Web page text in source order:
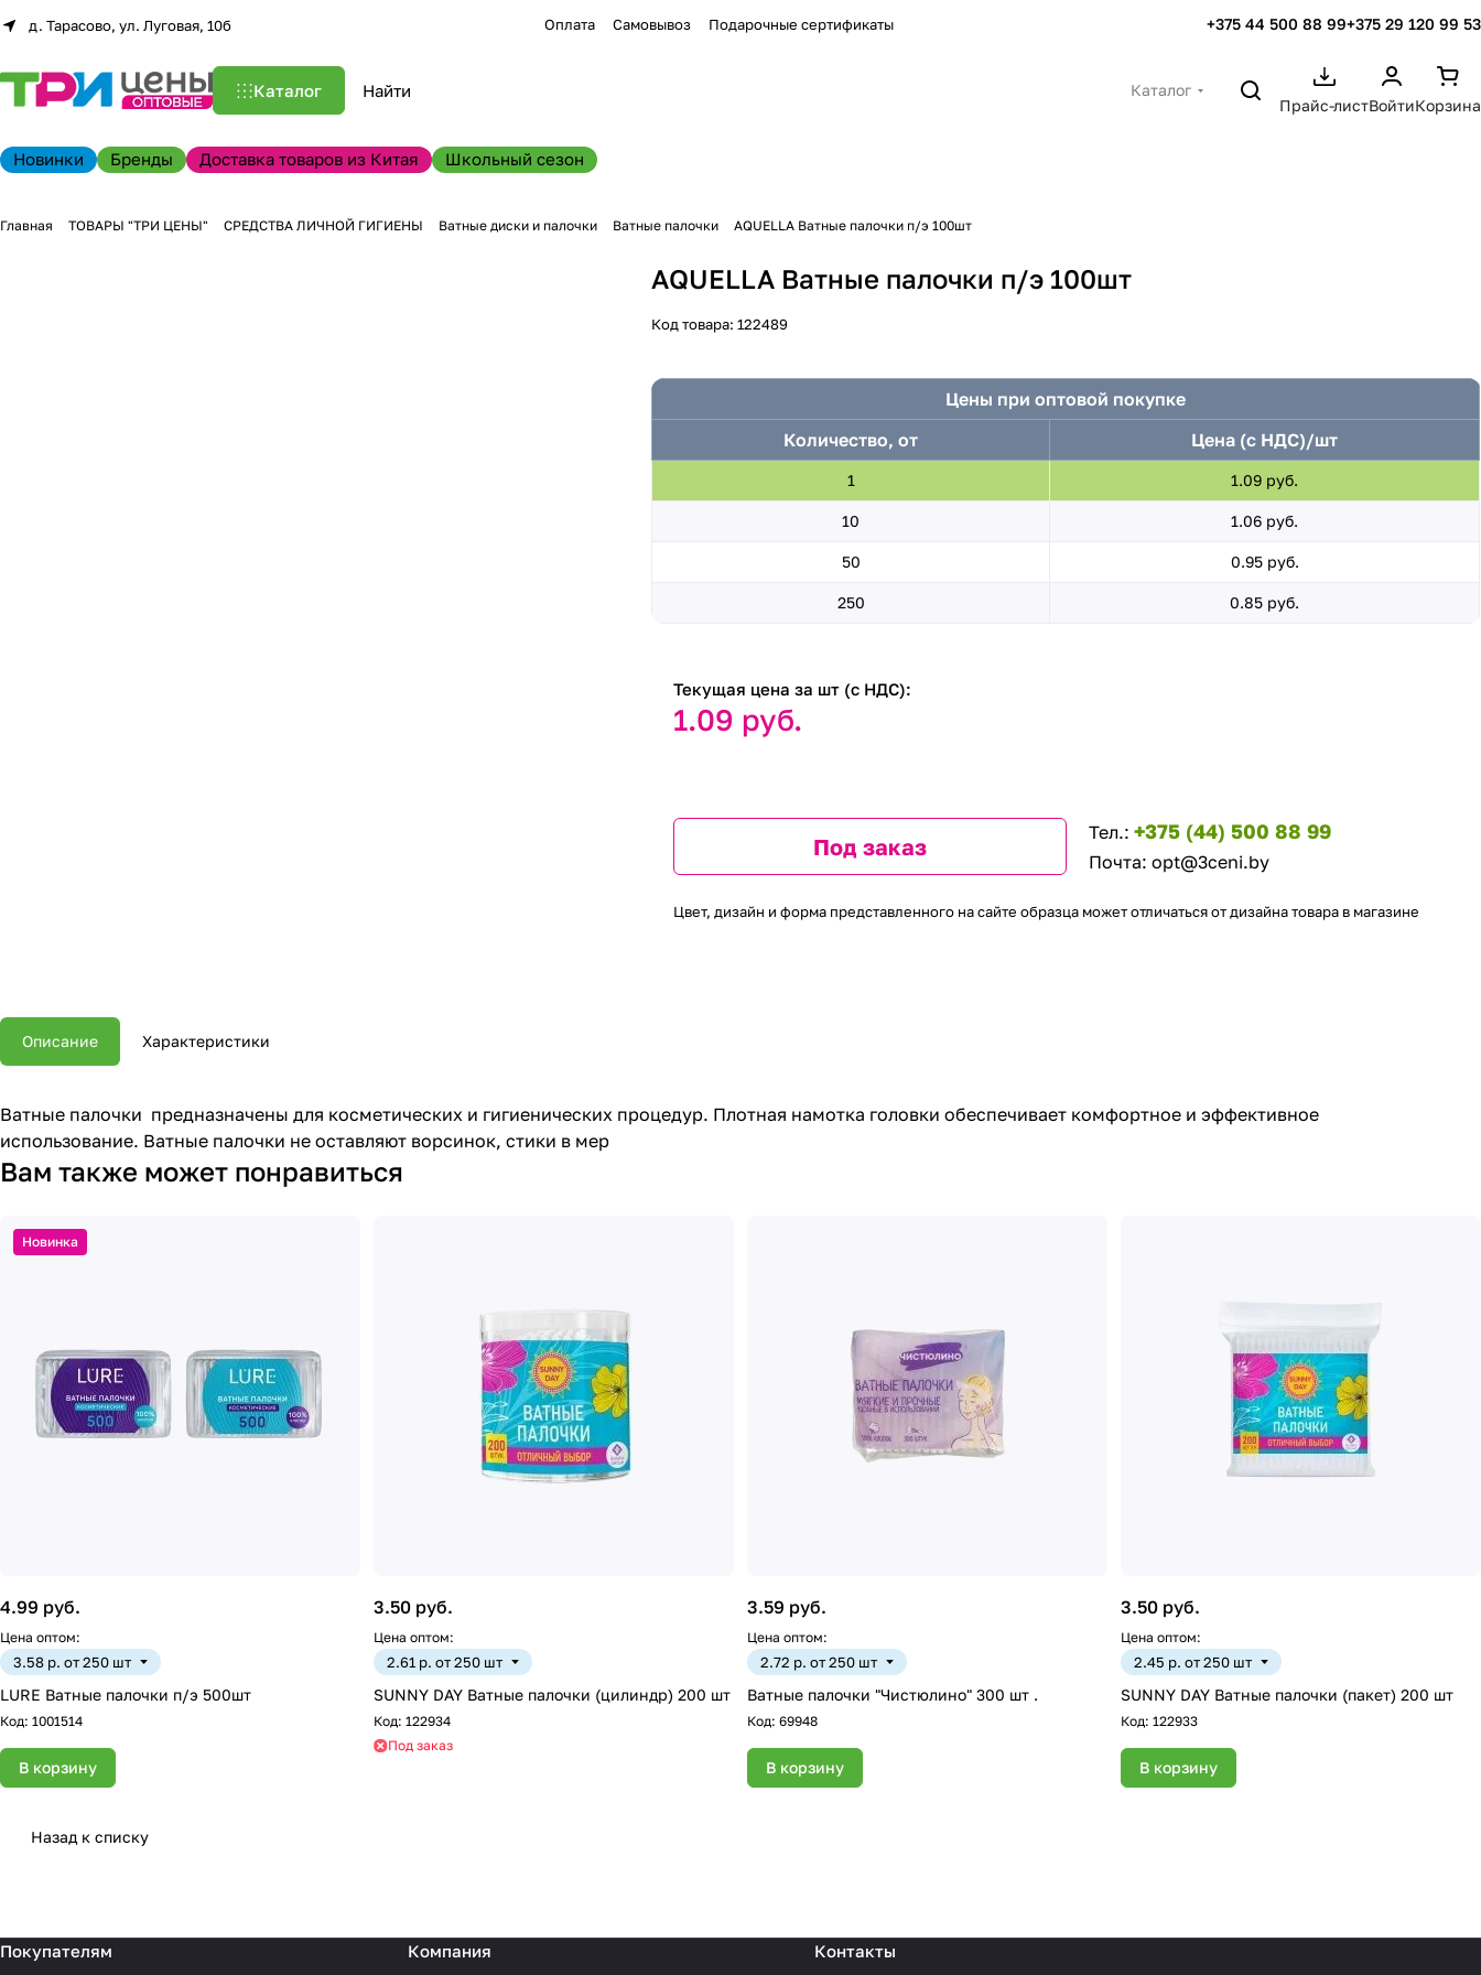
д. Тарасово, ул. Луговая, 10б Оплата Самовывоз Подарочные сертификаты +375 44 500 88 99+375 29 120 99 53
Каталог
Каталог
Прайс-листВойтиКорзина
Новинки Бренды Доставка товаров из Китая Школьный сезон
Главная ТОВАРЫ "ТРИ ЦЕНЫ" СРЕДСТВА ЛИЧНОЙ ГИГИЕНЫ Ватные диски и палочки Ватные палочки AQUELLA Ватные палочки п/э 100шт
AQUELLA Ватные палочки п/э 100шт
Код товара:122489
Цены при оптовой покупке
Количество, от
Цена (с НДС)/шт
1 1.09 руб.
10 1.06 руб.
50 0.95 руб.
250 0.85 руб.
Текущая цена за шт (с НДС):
1.09 руб.
Под заказ
Тел.: +375 (44) 500 88 99
Почта: opt@3ceni.by
Цвет, дизайн и форма представленного на сайте образца может отличаться от дизайна товара в магазине
Описание Характеристики
Ватные палочки предназначены для косметических и гигиенических процедур. Плотная намотка головки обеспечивает комфортное и эффективное
использование. Ватные палочки не оставляют ворсинок, стики в мер
Вам также может понравиться
Новинка
4.99 руб.
Цена оптом:
3.58 р. от 250 шт
LURE Ватные палочки п/э 500шт
Код: 1001514
В корзину
3.50 руб.
Цена оптом:
2.61 р. от 250 шт
SUNNY DAY Ватные палочки (цилиндр) 200 шт
Код: 122934
Под заказ
3.59 руб.
Цена оптом:
2.72 р. от 250 шт
Ватные палочки "Чистюлино" 300 шт .
Код: 69948
В корзину
3.50 руб.
Цена оптом:
2.45 р. от 250 шт
SUNNY DAY Ватные палочки (пакет) 200 шт
Код: 122933
В корзину
Назад к списку
Покупателям Компания Контакты